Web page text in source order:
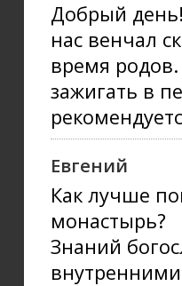
Добрый
нас венчал
время
зажигать в
Евгений
Как лучше
монастырь?
Знаний